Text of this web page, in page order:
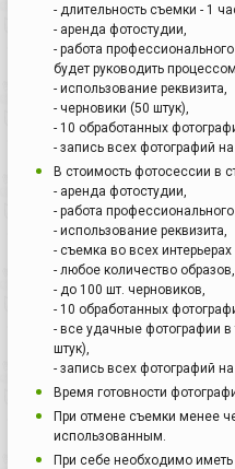
- длительность съемки - 1
- аренда фотостудии,
- работа
будет руководить
- использование реквизита,
- черновики (50 штук),
- 10 обработанных
- запись всех фотографий на
В стоимость фотосессии в
- аренда фотостудии,
- работа
- использование реквизита,
- съемка во всех интерьерах
- любое количество образов,
- до 100 шт. черновиков,
- 10 обработанных
- все удачные фотографии в
штук),
- запись всех фотографий на
Время готовности
При отмене съемки менее
использованным.
При себе необходимо